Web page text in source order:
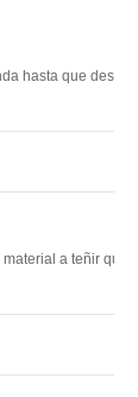
hasta que
a teñir